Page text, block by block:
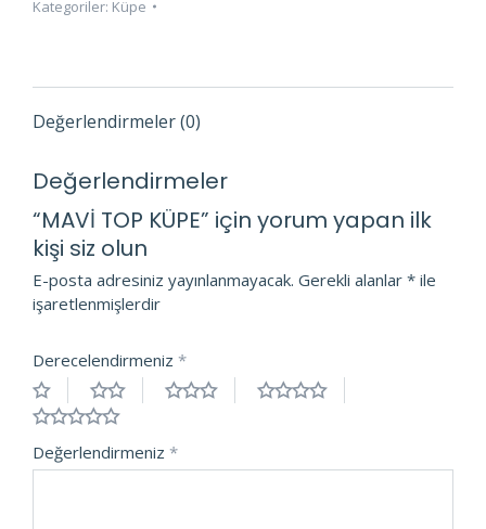
Kategoriler: Küpe
Değerlendirmeler (0)
Değerlendirmeler
“MAVİ TOP KÜPE” için yorum yapan ilk
kişi siz olun
E-posta adresiniz yayınlanmayacak. Gerekli alanlar * ile
işaretlenmişlerdir
Derecelendirmeniz *
Değerlendirmeniz *